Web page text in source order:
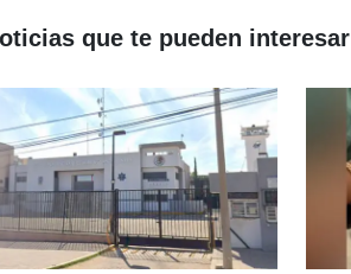
que te pueden interesar